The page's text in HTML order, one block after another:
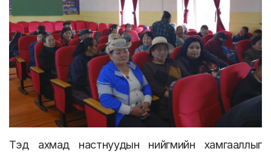
Тэд ахмад настнуудын нийгмийн хамгааллыг